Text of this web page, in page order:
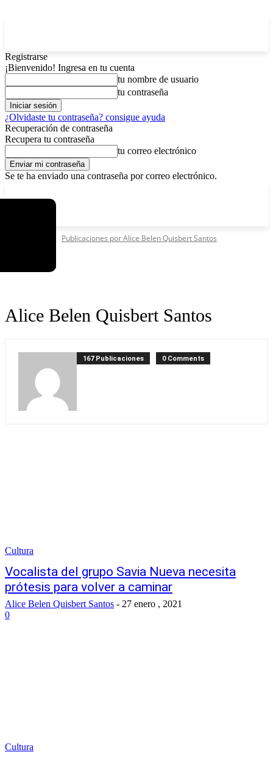
Registrarse
¡Bienvenido! Ingresa en tu cuenta
tu nombre de usuario
tu contraseña
¿Olvidaste tu contraseña? consigue ayuda
Recuperación de contraseña
Recupera tu contraseña
tu correo electrónico
Se te ha enviado una contraseña por correo electrónico.
Publicaciones por Alice Belen Quisbert Santos
Alice Belen Quisbert Santos
167 Publicaciones 0 Comments
Cultura
Vocalista del grupo Savia Nueva necesita
prótesis para volver a caminar
Alice Belen Quisbert Santos - 27 enero , 2021
0
Cultura